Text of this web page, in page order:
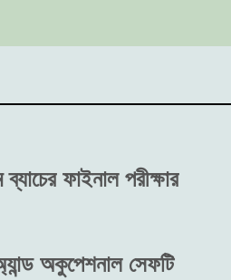
ফাইনাল পরীক্ষার
অকুপেশনাল সেফটি